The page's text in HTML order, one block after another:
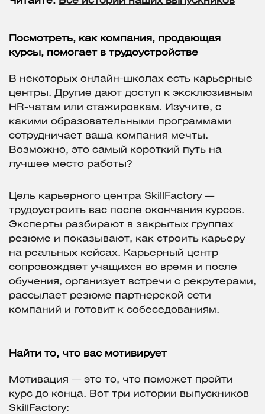
Посмотреть, как компания, продающая
курсы, помогает в трудоустройстве
В некоторых онлайн-школах есть карьерные
центры. Другие дают доступ к эксклюзивным
HR-чатам или стажировкам. Изучите, с
какими образовательными программами
сотрудничает ваша компания мечты.
Возможно, это самый короткий путь на
лучшее место работы?
Цель карьерного центра SkillFactory —
трудоустроить вас после окончания курсов.
Эксперты разбирают в закрытых группах
резюме и показывают, как строить карьеру
на реальных кейсах. Карьерный центр
сопровождает учащихся во время и после
обучения, организует встречи с рекрутерами,
рассылает резюме партнерской сети
компаний и готовит к собеседованиям.
Найти то, что вас мотивирует
Мотивация — это то, что поможет пройти
курс до конца. Вот три истории выпускников
SkillFactory: